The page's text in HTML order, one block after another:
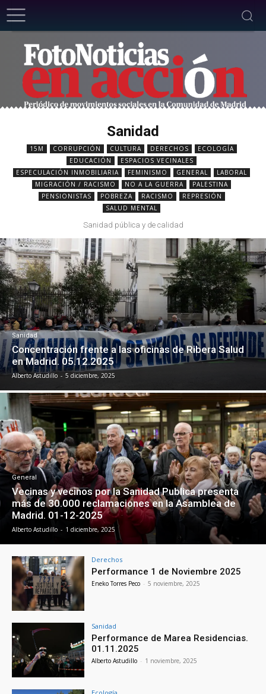
Sanidad
15M CORRUPCIÓN CULTURA DERECHOS
ECOLOGÍA
EDUCACIÓN
ESPACIOS VECINALES
ESPECULACIÓN INMOBILIARIA
FEMINISMO GENERAL
LABORAL
MIGRACIÓN / RACISMO
NO A LA GUERRA
PALESTINA
PENSIONISTAS
POBREZA RACISMO
REPRESIÓN
SALUD MENTAL
Sanidad pública y de calidad
Sanidad
Concentración frente a las oficinas de Ribera Salud
en Madrid. 05.12.2025
Alberto Astudillo - 5 diciembre, 2025
General
Vecinas y vecinos por la Sanidad Publica presenta
más de 30.000 reclamaciones en la Asamblea de
Madrid. 01-12-2025
Alberto Astudillo - 1 diciembre, 2025
Derechos
Performance 1 de Noviembre 2025
Eneko Torres Peco - 5 noviembre, 2025
Sanidad
Performance de Marea Residencias.
01.11.2025
Alberto Astudillo - 1 noviembre, 2025